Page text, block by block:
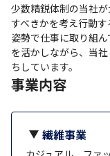
少数精鋭体制の当社
すべきかを考え行動
姿勢で仕事に取り組
を活かしながら、当
ちしています。
事業内容
繊維事業